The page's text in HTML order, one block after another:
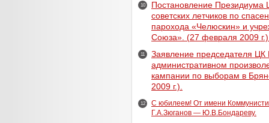
10
Постановление
советских летчиков по
парохода «Челюскин» и
Союза». (27 февраля 2009
11
Заявление председателя
административном
кампании по выборам в
2009 г.).
12
С юбилеем! От имени
Г.А.Зюганов — Ю.В.Бондареву.